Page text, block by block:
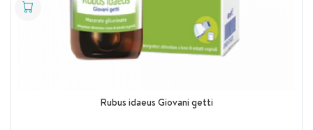
Rubus idaeus Giovani getti